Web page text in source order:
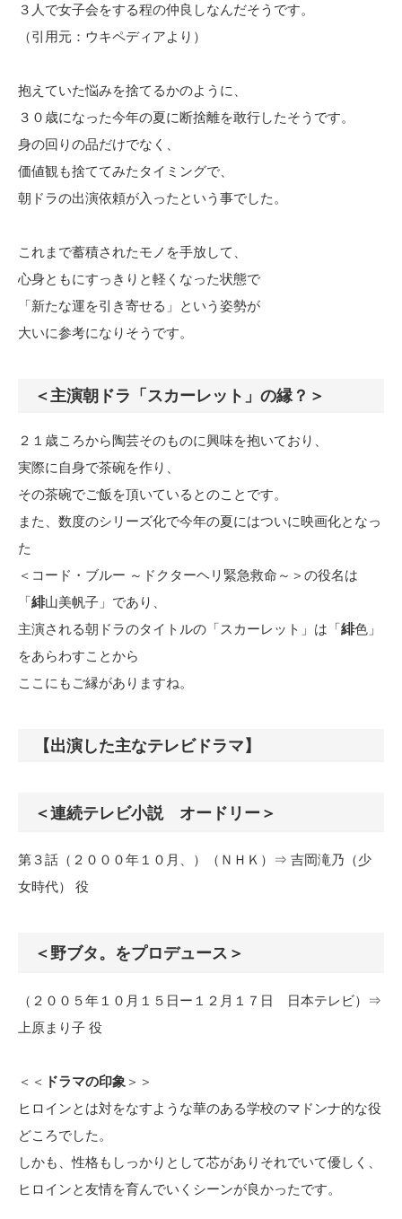
３人で女子会をする程の仲良しなんだそうです。
（引用元：ウキペディアより）
抱えていた悩みを捨てるかのように、
３０歳になった今年の夏に断捨離を敢行したそうです。
身の回りの品だけでなく、
価値観も捨ててみたタイミングで、
朝ドラの出演依頼が入ったという事でした。
これまで蓄積されたモノを手放して、
心身ともにすっきりと軽くなった状態で
「新たな運を引き寄せる」という姿勢が
大いに参考になりそうです。
＜主演朝ドラ「スカーレット」の縁？＞
２１歳ころから陶芸そのものに興味を抱いており、
実際に自身で茶碗を作り、
その茶碗でご飯を頂いているとのことです。
また、数度のシリーズ化で今年の夏にはついに映画化となっ
た
＜コード・ブルー ～ドクターヘリ緊急救命～＞の役名は
「緋山美帆子」であり、
主演される朝ドラのタイトルの「スカーレット」は「緋色」
をあらわすことから
ここにもご縁がありますね。
【出演した主なテレビドラマ】
＜連続テレビ小説 オードリー＞
第３話（２０００年１０月、）（ＮＨＫ）⇒ 吉岡滝乃（少
女時代） 役
＜野ブタ。をプロデュース＞
（２００５年１０月１５日ー１２月１７日 日本テレビ）⇒
上原まり子 役
＜＜ ドラマの印象 ＞＞
ヒロインとは対をなすような華のある学校のマドンナ的な役
どころでした。
しかも、性格もしっかりとして芯がありそれでいて優しく、
ヒロインと友情を育んでいくシーンが良かったです。